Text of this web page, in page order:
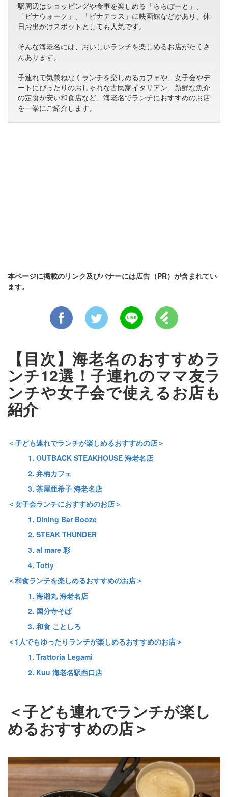
駅周辺はショッピングや食事を楽しめる「ららぽーと」、
「ビナウォーク」、「ビナテラス」に映画館などがあり、休
日お出かけスポットとしても人気です。
そんな海老名には、おいしいランチを楽しめるお店がたくさ
んあります。
子連れで気兼ねなくランチを楽しめるカフェや、女子会やデ
ートにぴったりのおしゃれな古民家イタリアン、新鮮な魚介
の定食が安い和食店など、海老名でランチにおすすめのお店
を一挙にご紹介します。
本ページに掲載のリンク及びバナーには広告（PR）が含まれてい
ます。
【目次】海老名のおすすめラ
ンチ12選！子連れのママ友ラ
ンチや女子会で使えるお店も
紹介
＜子ども連れでランチが楽しめるおすすめの店＞
1. OUTBACK STEAKHOUSE 海老名店
2. 弁柄カフェ
3. 茶屋亜希子 海老名店
＜女子会ランチにおすすめのお店＞
1. Dining Bar Booze
2. STEAK THUNDER
3. al mare 彩
4. Totty
＜和食ランチを楽しめるおすすめのお店＞
1. 海湘丸 海老名店
2. 国分寺そば
3. 和食 ことしろ
＜1人でもゆったりランチが楽しめるおすすめのお店＞
1. Trattoria Legami
2. Kuu 海老名駅西口店
＜子ども連れでランチが楽し
めるおすすめの店＞